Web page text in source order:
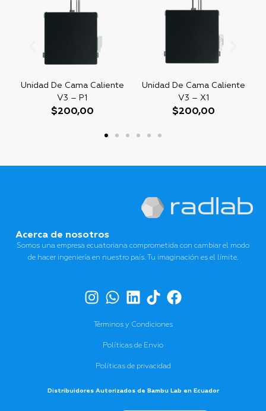
Unidad De Cama Caliente
V3 – P1
$200,00
Unidad De Cama Caliente
V3 – X1
$200,00
Acerca de nosotros
Somos una empresa ecuatoriana comprometida con cambiar el modo
de hacer ingeniería en nuestro país. Tu imaginación es el límite.
Términos y Condiciones
Políticas de Envio
Políticas de privacidad
Distribuidores Autorizados de Bambu Lab en Ecuador